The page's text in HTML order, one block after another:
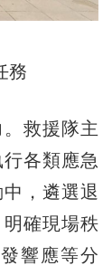
務
救援隊主
各類應急
，遴選退
確現場秩
響應等分